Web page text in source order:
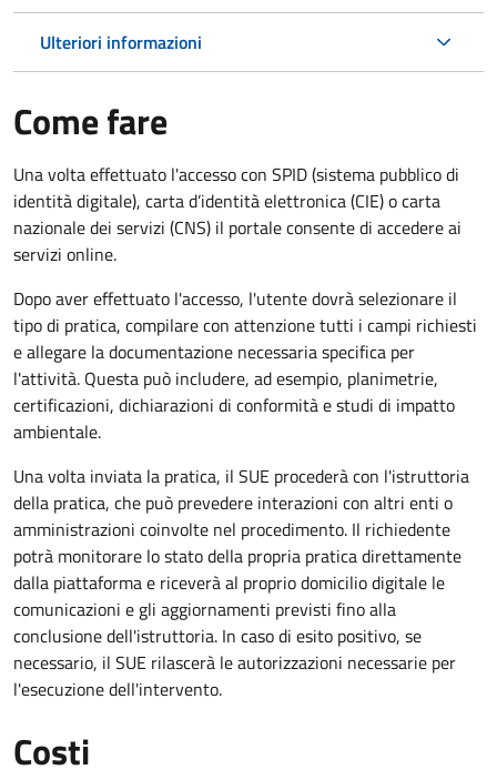
Ulteriori informazioni
Come fare
Una volta effettuato l'accesso con SPID (sistema pubblico di
identità digitale), carta d’identità elettronica (CIE) o carta
nazionale dei servizi (CNS) il portale consente di accedere ai
servizi online.
Dopo aver effettuato l'accesso, l'utente dovrà selezionare il
tipo di pratica, compilare con attenzione tutti i campi richiesti
e allegare la documentazione necessaria specifica per
l'attività. Questa può includere, ad esempio, planimetrie,
certificazioni, dichiarazioni di conformità e studi di impatto
ambientale.
Una volta inviata la pratica, il SUE procederà con l'istruttoria
della pratica, che può prevedere interazioni con altri enti o
amministrazioni coinvolte nel procedimento. Il richiedente
potrà monitorare lo stato della propria pratica direttamente
dalla piattaforma e riceverà al proprio domicilio digitale le
comunicazioni e gli aggiornamenti previsti fino alla
conclusione dell'istruttoria. In caso di esito positivo, se
necessario, il SUE rilascerà le autorizzazioni necessarie per
l'esecuzione dell'intervento.
Costi